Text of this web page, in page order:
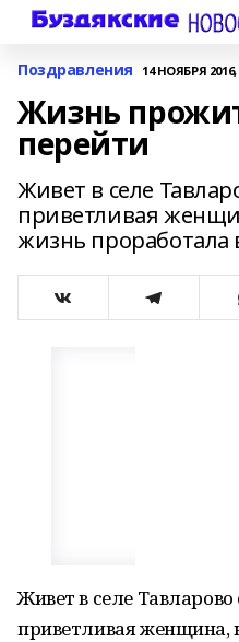
Поздравления 14 НОЯБРЯ 2016,
Жизнь
перейти
Живет в селе
приветливая
жизнь проработала
Живет в селе
приветливая женщина,